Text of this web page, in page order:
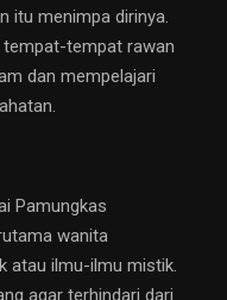
itu menimpa dirinya.
tempat-tempat rawan
dan mempelajari
Pamungkas
wanita
atau ilmu-ilmu mistik.
agar terhindari dari